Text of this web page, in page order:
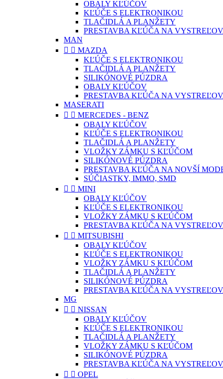
OBALY KĽÚČOV
KĽÚČE S ELEKTRONIKOU
TLAČIDLÁ A PLANŽETY
PRESTAVBA KĽÚČA NA
MAN
  MAZDA
KĽÚČE S ELEKTRONIKOU
TLAČIDLÁ A PLANŽETY
SILIKÓNOVÉ PÚZDRA
OBALY KĽÚČOV
PRESTAVBA KĽÚČA NA
MASERATI
  MERCEDES - BENZ
OBALY KĽÚČOV
KĽÚČE S ELEKTRONIKOU
TLAČIDLÁ A PLANŽETY
VLOŽKY ZÁMKU S KĽÚČOM
SILIKÓNOVÉ PÚZDRA
PRESTAVBA KĽÚČA NA NOVŠÍ
SÚČIASTKY, IMMO, SMD
  MINI
OBALY KĽÚČOV
KĽÚČE S ELEKTRONIKOU
VLOŽKY ZÁMKU S KĽÚČOM
PRESTAVBA KĽÚČA NA
  MITSUBISHI
OBALY KĽÚČOV
KĽÚČE S ELEKTRONIKOU
VLOŽKY ZÁMKU S KĽÚČOM
TLAČIDLÁ A PLANŽETY
SILIKÓNOVÉ PÚZDRA
PRESTAVBA KĽÚČA NA
MG
  NISSAN
OBALY KĽÚČOV
KĽÚČE S ELEKTRONIKOU
TLAČIDLÁ A PLANŽETY
VLOŽKY ZÁMKU S KĽÚČOM
SILIKÓNOVÉ PÚZDRA
PRESTAVBA KĽÚČA NA
  OPEL